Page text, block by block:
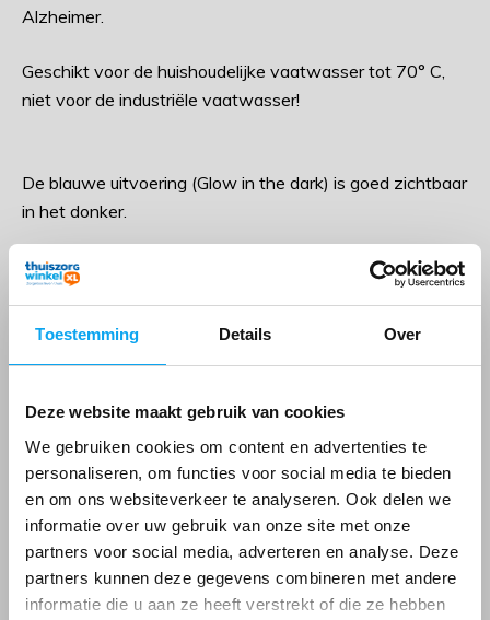
Toestemming Details Over
Deze website maakt gebruik van cookies
We gebruiken cookies om content en advertenties te
personaliseren, om functies voor social media te bieden
en om ons websiteverkeer te analyseren. Ook delen we
informatie over uw gebruik van onze site met onze
partners voor social media, adverteren en analyse. Deze
partners kunnen deze gegevens combineren met andere
informatie die u aan ze heeft verstrekt of die ze hebben
Tijdelijk uitverkocht!
We sturen u een email als we dit artikel weer op
voorraad hebben
Alzheimer.
Geschikt voor de huishoudelijke vaatwasser tot 70° C,
niet voor de industriële vaatwasser!
De blauwe uitvoering (Glow in the dark) is goed zichtbaar
in het donker.
Kenmerken Tuimelbeker met smal tuitje
Verkrijgbaar in 4 kleuren (Groen, Rood, Wit en
Blauw (Glow in the dark)
Met 2 handgrepen
Geschikt voor warme dranken tot 65° C
Geschikt voor vaatwasmachine tot 70° C
Afmetingen: Hoogte 11,7 x Breedte 11 cm
Breedte incl. handgrepen 15,3 cm
Inhoud 250 ml
Gewicht 115 gram